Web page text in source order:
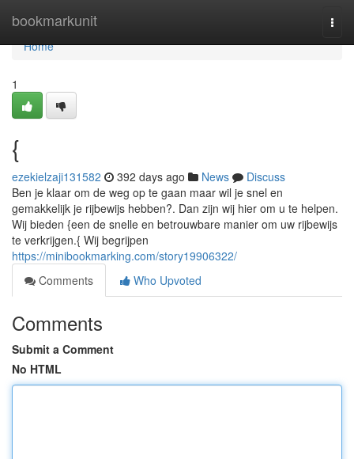
bookmarkunit
Home
Home
1
{
ezekielzaji131582 392 days ago News
Discuss
Ben je klaar om de weg op te gaan maar wil je snel en
gemakkelijk je rijbewijs hebben?. Dan zijn wij hier om u te helpen.
Wij bieden {een de snelle en betrouwbare manier om uw rijbewijs
te verkrijgen.{ Wij begrijpen
https://minibookmarking.com/story19906322/
Comments
Who Upvoted
Comments
Submit a Comment
No HTML